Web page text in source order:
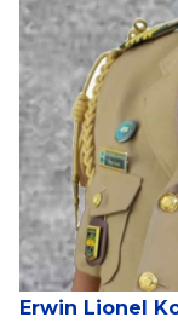
Erwin Lionel